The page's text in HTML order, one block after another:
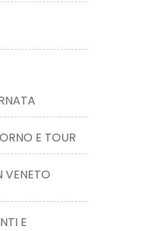
E TOUR
VENETO
E